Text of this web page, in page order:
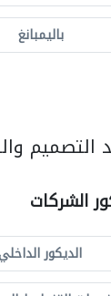
باليمبانغ
التصميم
الشركات
الديكور